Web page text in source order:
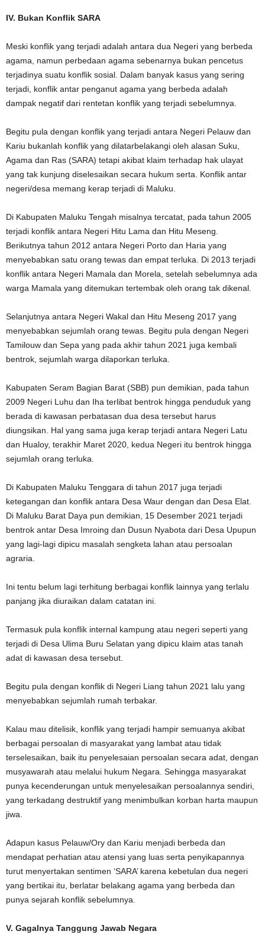
IV. Bukan Konflik SARA
Meski konflik yang terjadi adalah antara dua Negeri yang berbeda
agama, namun perbedaan agama sebenarnya bukan pencetus
terjadinya suatu konflik sosial. Dalam banyak kasus yang sering
terjadi, konflik antar penganut agama yang berbeda adalah
dampak negatif dari rentetan konflik yang terjadi sebelumnya.
Begitu pula dengan konflik yang terjadi antara Negeri Pelauw dan
Kariu bukanlah konflik yang dilatarbelakangi oleh alasan Suku,
Agama dan Ras (SARA) tetapi akibat klaim terhadap hak ulayat
yang tak kunjung diselesaikan secara hukum serta. Konflik antar
negeri/desa memang kerap terjadi di Maluku.
Di Kabupaten Maluku Tengah misalnya tercatat, pada tahun 2005
terjadi konflik antara Negeri Hitu Lama dan Hitu Meseng.
Berikutnya tahun 2012 antara Negeri Porto dan Haria yang
menyebabkan satu orang tewas dan empat terluka. Di 2013 terjadi
konflik antara Negeri Mamala dan Morela, setelah sebelumnya ada
warga Mamala yang ditemukan tertembak oleh orang tak dikenal.
Selanjutnya antara Negeri Wakal dan Hitu Meseng 2017 yang
menyebabkan sejumlah orang tewas. Begitu pula dengan Negeri
Tamilouw dan Sepa yang pada akhir tahun 2021 juga kembali
bentrok, sejumlah warga dilaporkan terluka.
Kabupaten Seram Bagian Barat (SBB) pun demikian, pada tahun
2009 Negeri Luhu dan Iha terlibat bentrok hingga penduduk yang
berada di kawasan perbatasan dua desa tersebut harus
diungsikan. Hal yang sama juga kerap terjadi antara Negeri Latu
dan Hualoy, terakhir Maret 2020, kedua Negeri itu bentrok hingga
sejumlah orang terluka.
Di Kabupaten Maluku Tenggara di tahun 2017 juga terjadi
ketegangan dan konflik antara Desa Waur dengan dan Desa Elat.
Di Maluku Barat Daya pun demikian, 15 Desember 2021 terjadi
bentrok antar Desa Imroing dan Dusun Nyabota dari Desa Upupun
yang lagi-lagi dipicu masalah sengketa lahan atau persoalan
agraria.
Ini tentu belum lagi terhitung berbagai konflik lainnya yang terlalu
panjang jika diuraikan dalam catatan ini.
Termasuk pula konflik internal kampung atau negeri seperti yang
terjadi di Desa Ulima Buru Selatan yang dipicu klaim atas tanah
adat di kawasan desa tersebut.
Begitu pula dengan konflik di Negeri Liang tahun 2021 lalu yang
menyebabkan sejumlah rumah terbakar.
Kalau mau ditelisik, konflik yang terjadi hampir semuanya akibat
berbagai persoalan di masyarakat yang lambat atau tidak
terselesaikan, baik itu penyelesaian persoalan secara adat, dengan
musyawarah atau melalui hukum Negara. Sehingga masyarakat
punya kecenderungan untuk menyelesaikan persoalannya sendiri,
yang terkadang destruktif yang menimbulkan korban harta maupun
jiwa.
Adapun kasus Pelauw/Ory dan Kariu menjadi berbeda dan
mendapat perhatian atau atensi yang luas serta penyikapannya
turut menyertakan sentimen ‘SARA’ karena kebetulan dua negeri
yang bertikai itu, berlatar belakang agama yang berbeda dan
punya sejarah konflik sebelumnya.
V. Gagalnya Tanggung Jawab Negara